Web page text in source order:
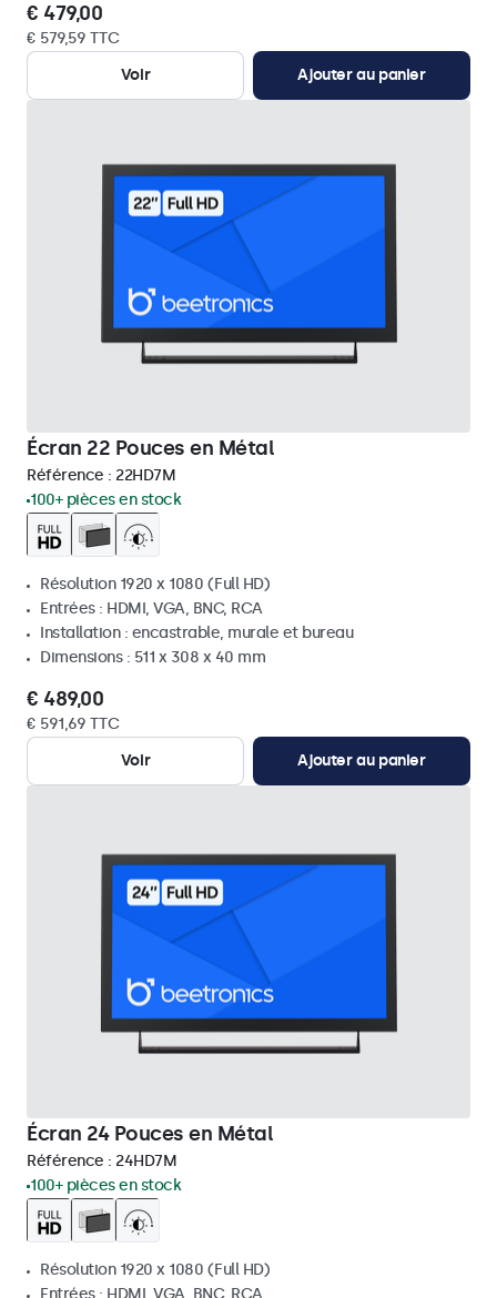
€ 479,00
€ 579,59 TTC
Voir
Ajouter au panier
Écran 22 Pouces en Métal
Référence : 22HD7M
100+ pièces en stock
Résolution 1920 x 1080 (Full HD)
Entrées : HDMI, VGA, BNC, RCA
Installation : encastrable, murale et bureau
Dimensions : 511 x 308 x 40 mm
€ 489,00
€ 591,69 TTC
Voir
Ajouter au panier
Écran 24 Pouces en Métal
Référence : 24HD7M
100+ pièces en stock
Résolution 1920 x 1080 (Full HD)
Entrées : HDMI, VGA, BNC, RCA